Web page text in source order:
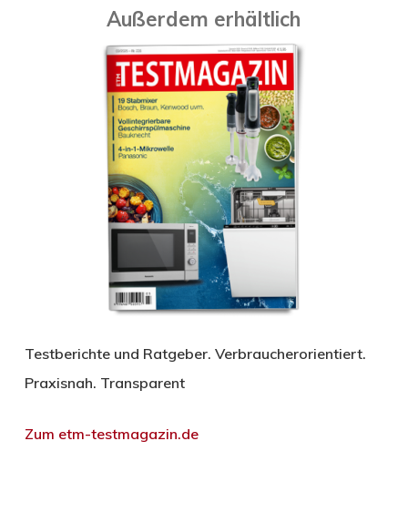
Außerdem erhältlich
Testberichte und Ratgeber. Verbraucherorientiert.
Praxisnah. Transparent
Zum etm-testmagazin.de